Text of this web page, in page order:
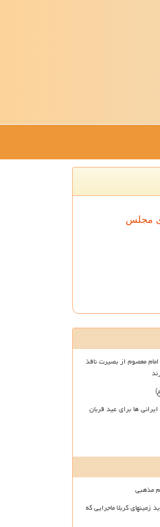
مجلس
معصوم از بصیرت نافذ
ها برای عید قربان
مذهبی
کربلا ماجرایی که